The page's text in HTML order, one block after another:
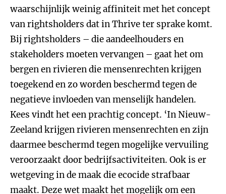
waarschijnlijk weinig affiniteit met het concept
van rightsholders dat in Thrive ter sprake komt.
Bij rightsholders – die aandeelhouders en
stakeholders moeten vervangen – gaat het om
bergen en rivieren die mensenrechten krijgen
toegekend en zo worden beschermd tegen de
negatieve invloeden van menselijk handelen.
Kees vindt het een prachtig concept. ‘In Nieuw-
Zeeland krijgen rivieren mensenrechten en zijn
daarmee beschermd tegen mogelijke vervuiling
veroorzaakt door bedrijfsactiviteiten. Ook is er
wetgeving in de maak die ecocide strafbaar
maakt. Deze wet maakt het mogelijk om een